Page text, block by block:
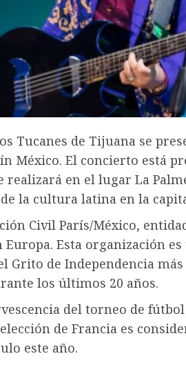
Tucanes de Tijuana se
México. El concierto está
realizará en el lugar La
la cultura latina en la
Civil París/México,
Esta organización
Grito de Independencia más
los últimos 20 años.
del torneo de
de Francia es
este año.